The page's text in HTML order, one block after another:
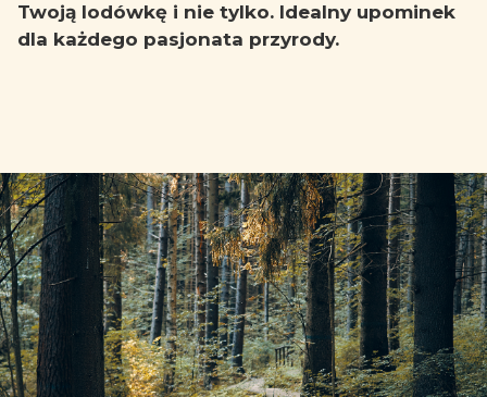
Twoją lodówkę i nie tylko. Idealny upominek
dla każdego pasjonata przyrody.